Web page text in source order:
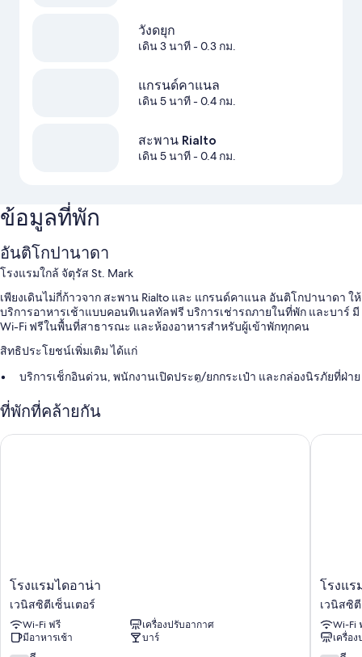
วังดยุก
เดิน 3 นาที- 0.3 กม.
แกรนด์คาแนล
เดิน 5 นาที- 0.4 กม.
สะพาน Rialto
เดิน 5 นาที- 0.4 กม.
ข้อมูลที่พัก
อันติโกปานาดา
โรงแรมใกล้ จัตุรัส St. Mark
เพียงเดินไม่กี่ก้าวจาก สะพาน Rialto และ แกรนด์คาแนล อันติโกปานาดา ให้
บริการอาหารเช้าแบบคอนทิเนลทัลฟรี บริการเช่ารถภายในที่พัก และบาร์ มี
Wi-Fi ฟรีในพื้นที่สาธารณะ และห้องอาหารสำหรับผู้เข้าพักทุกคน
สิทธิประโยชน์เพิ่มเติม ได้แก่
บริการเช็กอินด่วน, พนักงานเปิดประตู/ยกกระเป๋า และกล่องนิรภัยที่ฝ่าย
ลิฟต์, พนักงานที่พูดได้หลายภาษา และฝ่ายต้อนรับ 24 ชั่วโมง
ที่พักปลอดบุหรี่
ห้องน้ำพร้อมของใช้ในห้องน้ำเป็นมิตรต่อสิ่งแวดล้อมและฝักบัว
ทีวีจอแอลซีดี 18 ซม. พร้อม ช่องดิจิตอล
หลอดไฟแอลอีดี, เครื่องทำความร้อน และบริการทำความสะอาดทุกวัน
ที่พักที่คล้ายกัน
โรงแรม
ไดอาน่า
เวนิส
ซิ
ตี
โรงแรมไดอาน่า
เวนิสซิตีเซ็นเตอร์
Wi-Fi ฟรี
เครื่องปรับอากาศ
มีอาหารเช้า
บาร์
โรงแรมไดอาน่า
โรงแรม
ซาน
ซู
เลียน
เวนิส
โรงแร
เวนิสซิ
Wi-Fi
เครื่อ
โรงแรม